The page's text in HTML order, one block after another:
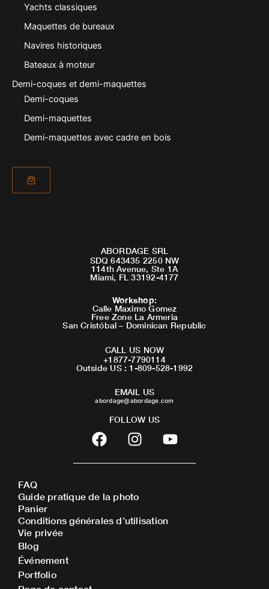
Yachts classiques
Maquettes de bureaux
Navires historiques
Bateaux à moteur
Demi-coques et demi-maquettes
Demi-coques
Demi-maquettes
Demi-maquettes avec cadre en bois
ABORDAGE SRL
SDQ 643435 2250 NW
114th Avenue, Ste 1A
Miami, FL 33192-4177
Workshop:
Calle Maximo Gomez
Free Zone La Armeria
San Cristóbal – Dominican Republic
CALL US NOW
+1877-7790114
Outside US : 1-809-528-1992
EMAIL US
abordage@abordage.com
FOLLOW US
F
a
c
b
o
o
I
n
s
a
g
r
Y
o
u
FAQ
Guide pratique de la photo
Panier
Conditions générales d’utilisation
Vie privée
Blog
Événement
Portfolio